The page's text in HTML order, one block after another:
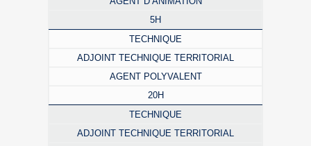
5H
TECHNIQUE
ADJOINT TECHNIQUE TERRITORIAL
AGENT POLYVALENT
20H
TECHNIQUE
ADJOINT TECHNIQUE TERRITORIAL